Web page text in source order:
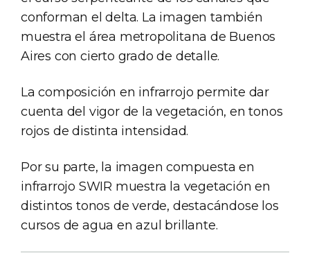
conforman el delta. La imagen también
muestra el área metropolitana de Buenos
Aires con cierto grado de detalle.
La composición en infrarrojo permite dar
cuenta del vigor de la vegetación, en tonos
rojos de distinta intensidad.
Por su parte, la imagen compuesta en
infrarrojo SWIR muestra la vegetación en
distintos tonos de verde, destacándose los
cursos de agua en azul brillante.